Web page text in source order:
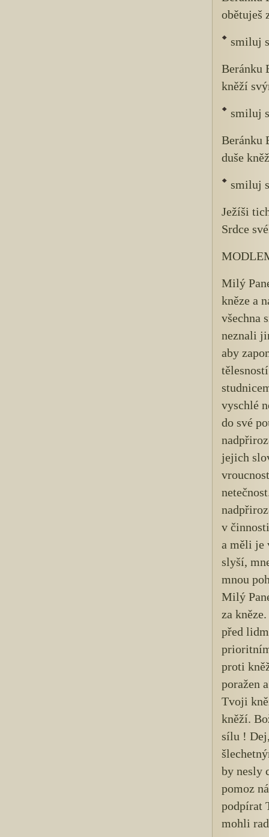
obětuješ
smiluj
Beránku
kněží
smiluj
Beránku
duše
smiluj
Ježíši
Srdce
Milý
kněze a
všechna
neznali
aby
vyschlé
do své
jejich
v
a měli je
slyší,
mnou
Milý
za
před
proti
poražen
Tvoji
kněží.
sílu !
by nesly
pomoz
podpírat
mohli